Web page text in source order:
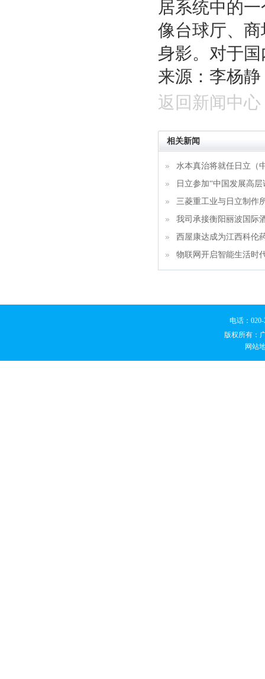
居系统中的
像台球厅、
身影。对于
来源：李杨静
返回新闻中心
相关新闻
水本真治将就任日立（
日立参加“中国发展高层
三菱重工业与日立制作
我司承接衡阳丽波国际
西屋康达成为江西科伦
物联网开启智能生活时
电话：
版权所有：
网站